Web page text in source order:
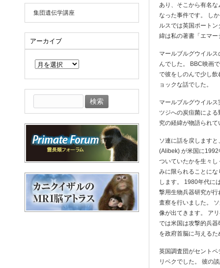
あり、そこから有名
なった事件です。 し
ルスでは英国ポート
緯は私の著書「エマ
マールブルグウイル
んでした。 BBC映画
で彼をしのんで少し
ョックな話でした。
マールブルグウイル
ツジへの炭疸菌によ
究の経緯が物語られて
ソ連に話を戻しますと
(Alibek) が米国に1992
ついていたかを生々
みに限られることに
します。 1980年代に
撃用生物兵器研究が
査察を行いました。
像が出てきます。 ア
では米国は攻撃的兵
を政府首脳に与える
英国調査団がセント
リベクでした。 彼の
集団遺伝学講座
アーカイブ
イ
ブ
索: